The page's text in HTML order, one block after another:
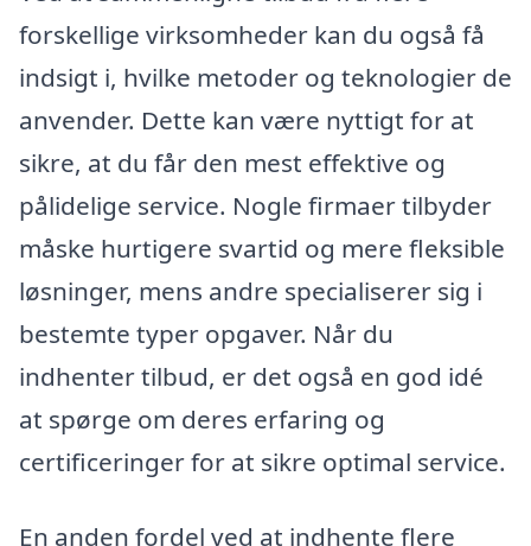
forskellige virksomheder kan du også få
indsigt i, hvilke metoder og teknologier de
anvender. Dette kan være nyttigt for at
sikre, at du får den mest effektive og
pålidelige service. Nogle firmaer tilbyder
måske hurtigere svartid og mere fleksible
løsninger, mens andre specialiserer sig i
bestemte typer opgaver. Når du
indhenter tilbud, er det også en god idé
at spørge om deres erfaring og
certificeringer for at sikre optimal service.
En anden fordel ved at indhente flere